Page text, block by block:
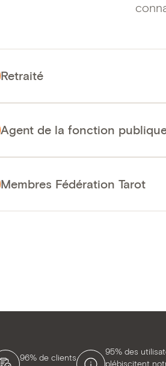
Retraité
Agent de la fonction
Membres Fédération Tarot
96% de clients
95% des
plébiscitent